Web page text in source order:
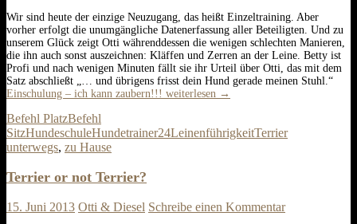
Wir sind heute der einzige Neuzugang, das heißt Einzeltraining. Aber
vorher erfolgt die unumgängliche Datenerfassung aller Beteiligten. Und zu
unserem Glück zeigt Otti währenddessen die wenigen schlechten Manieren,
die ihn auch sonst auszeichnen: Kläffen und Zerren an der Leine. Betty ist
Profi und nach wenigen Minuten fällt sie ihr Urteil über Otti, das mit dem
Satz abschließt „… und übrigens frisst dein Hund gerade meinen Stuhl.“
Einschulung – ich kann zaubern!!! weiterlesen →
Befehl PlatzBefehl
SitzHundeschuleHundetrainer24LeinenführigkeitTerrier
unterwegs, zu Hause
Terrier or not Terrier?
15. Juni 2013 Otti & Diesel Schreibe einen Kommentar